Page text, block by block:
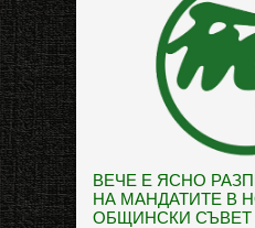
ВЕЧЕ Е ЯСНО
НА МАНДАТИТЕ В
ОБЩИНСКИ СЪВЕТ